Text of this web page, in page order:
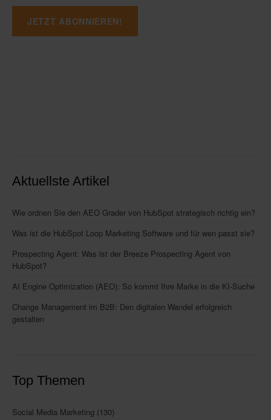
Aktuellste Artikel
Wie ordnen Sie den AEO Grader von HubSpot strategisch richtig ein?
Was ist die HubSpot Loop Marketing Software und für wen passt sie?
Prospecting Agent: Was ist der Breeze Prospecting Agent von
HubSpot?
AI Engine Optimization (AEO): So kommt Ihre Marke in die KI-Suche
Change Management im B2B: Den digitalen Wandel erfolgreich
gestalten
Top Themen
Social Media Marketing (130)